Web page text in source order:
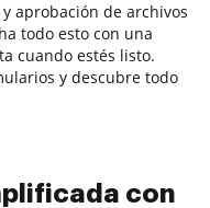
aprobación de archivos
todo esto con una
cuando estés listo.
y descubre todo
con